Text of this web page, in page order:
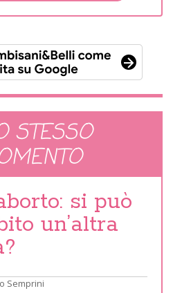
STESSO
si può
un’altra
Semprini